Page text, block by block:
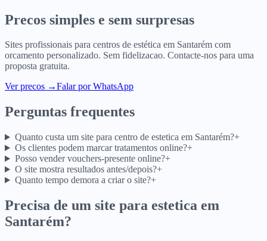
Precos simples e sem surpresas
Sites profissionais para centros de estética em Santarém com
orcamento personalizado. Sem fidelizacao. Contacte-nos para uma
proposta gratuita.
Ver precos →Falar por WhatsApp
Perguntas frequentes
Quanto custa um site para centro de estetica em Santarém?+
Os clientes podem marcar tratamentos online?+
Posso vender vouchers-presente online?+
O site mostra resultados antes/depois?+
Quanto tempo demora a criar o site?+
Precisa de um site para estetica em
Santarém?